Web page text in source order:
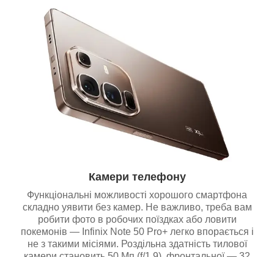
Камери телефону
Функціональні можливості хорошого смартфона
складно уявити без камер. Не важливо, треба вам
робити фото в робочих поїздках або ловити
покемонів — Infinix Note 50 Pro+ легко впорається і
не з такими місіями. Роздільна здатність тилової